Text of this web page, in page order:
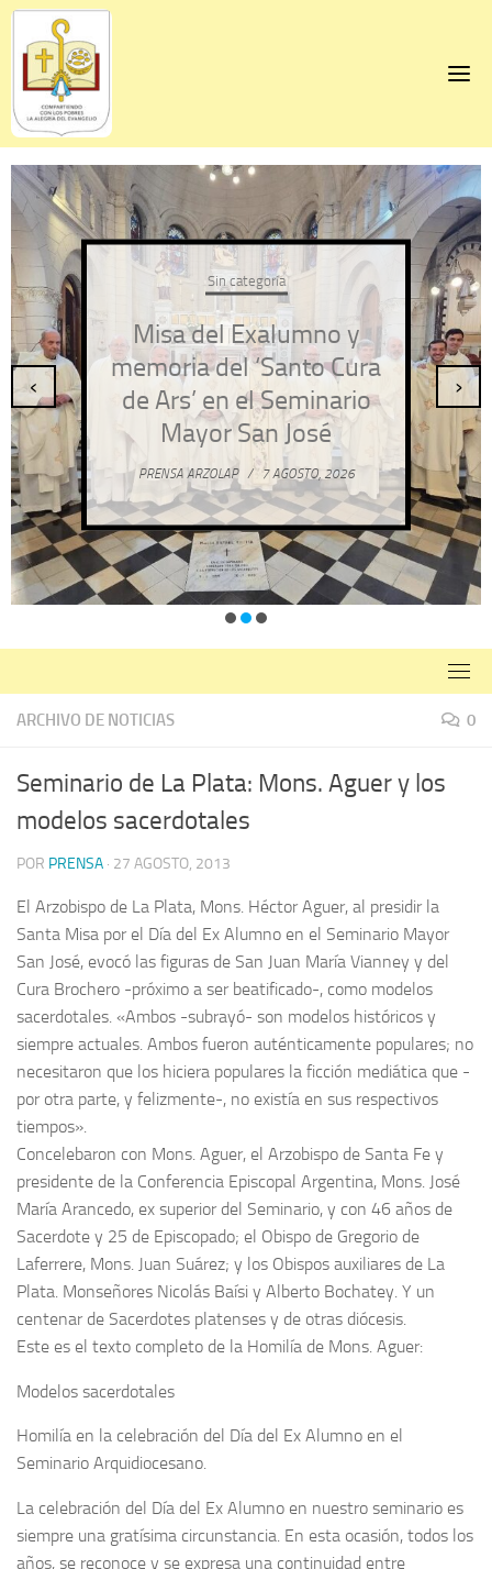
Skip
content
Sin categoría
Misa del Exalumno y
memoria del ‘Santo Cura
de Ars’ en el Seminario
Mayor San José
PRENSA ARZOLAP / 7 AGOSTO, 2026
‹ ›
ARCHIVO DE NOTICIAS 0
Seminario de La Plata: Mons. Aguer y los
modelos sacerdotales
POR PRENSA · 27 AGOSTO, 2013
El Arzobispo de La Plata, Mons. Héctor Aguer, al presidir la
Santa Misa por el Día del Ex Alumno en el Seminario Mayor
San José, evocó las figuras de San Juan María Vianney y del
Cura Brochero -próximo a ser beatificado-, como modelos
sacerdotales. «Ambos -subrayó- son modelos históricos y
siempre actuales. Ambos fueron auténticamente populares; no
necesitaron que los hiciera populares la ficción mediática que -
por otra parte, y felizmente-, no existía en sus respectivos
tiempos».
Concelebaron con Mons. Aguer, el Arzobispo de Santa Fe y
presidente de la Conferencia Episcopal Argentina, Mons. José
María Arancedo, ex superior del Seminario, y con 46 años de
Sacerdote y 25 de Episcopado; el Obispo de Gregorio de
Laferrere, Mons. Juan Suárez; y los Obispos auxiliares de La
Plata. Monseñores Nicolás Baísi y Alberto Bochatey. Y un
centenar de Sacerdotes platenses y de otras diócesis.
Este es el texto completo de la Homilía de Mons. Aguer:
Modelos sacerdotales
Homilía en la celebración del Día del Ex Alumno en el
Seminario Arquidiocesano.
La celebración del Día del Ex Alumno en nuestro seminario es
siempre una gratísima circunstancia. En esta ocasión, todos los
años, se reconoce y se expresa una continuidad entre